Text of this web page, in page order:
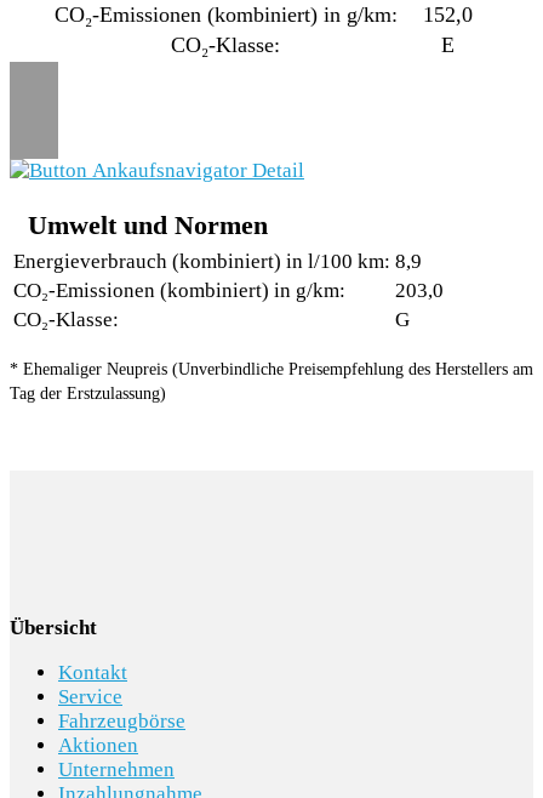
CO₂-Emissionen (kombiniert) in g/km:
152,0
CO₂-Klasse:
E
Umwelt und Normen
Energieverbrauch (kombiniert) in l/100 km: 8,9
CO₂-Emissionen (kombiniert) in g/km:
203,0
CO₂-Klasse:
G
* Ehemaliger Neupreis (Unverbindliche Preisempfehlung des Herstellers am
Tag der Erstzulassung)
Übersicht
Kontakt
Service
Fahrzeugbörse
Aktionen
Unternehmen